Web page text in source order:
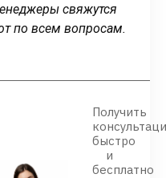
свяжутся
по всем вопросам.
Получить
быстро
и
бесплатно